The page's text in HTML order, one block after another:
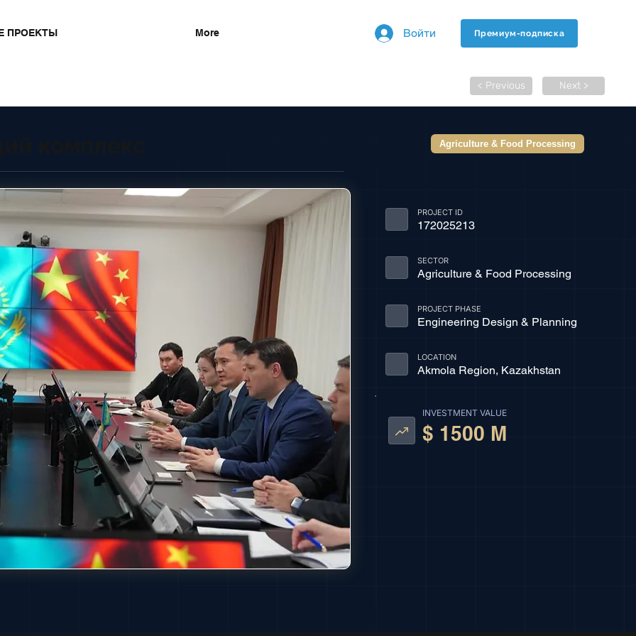
ПРОЕКТЫ More Войти Премиум-подписка
< Previous Next >
Agriculture & Food Processing
PROJECT ID
172025213
SECTOR
Agriculture & Food Processing
PROJECT PHASE
Engineering Design & Planning
LOCATION
Akmola Region, Kazakhstan
INVESTMENT VALUE
$ 1500 M